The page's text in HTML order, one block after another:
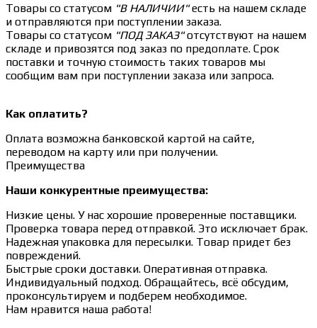
Товары со статусом "В НАЛИЧИИ"есть на нашем складе
и отправляются при поступлении заказа.
Товары со статусом "ПОД ЗАКАЗ"отсутствуют на нашем
складе и привозятся под заказ по предоплате. Срок
поставки и точную стоимость таких товаров мы
сообщим вам при поступлении заказа или запроса.
Как оплатить?
Оплата возможна банковской картой на сайте,
переводом на карту или при получении.
Преимущества
Наши конкурентные преимущества:
Низкие цены. У нас хорошие проверенные поставщики.
Проверка товара перед отправкой. Это исключает брак.
Надежная упаковка для пересылки. Товар придет без
повреждений.
Быстрые сроки доставки. Оперативная отправка.
Индивидуальный подход. Обращайтесь, всё обсудим,
проконсультируем и подберем необходимое.
Нам нравится наша работа!